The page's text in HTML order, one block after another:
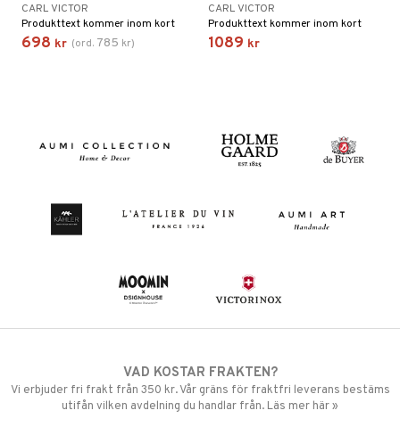
CARL VICTOR
Produkttext kommer inom kort
698 kr (ord. 785 kr)
CARL VICTOR
Produkttext kommer inom kort
1089 kr
VAD KOSTAR FRAKTEN?
Vi erbjuder fri frakt från 350 kr. Vår gräns för fraktfri leverans bestäms
utifån vilken avdelning du handlar från. Läs mer här »